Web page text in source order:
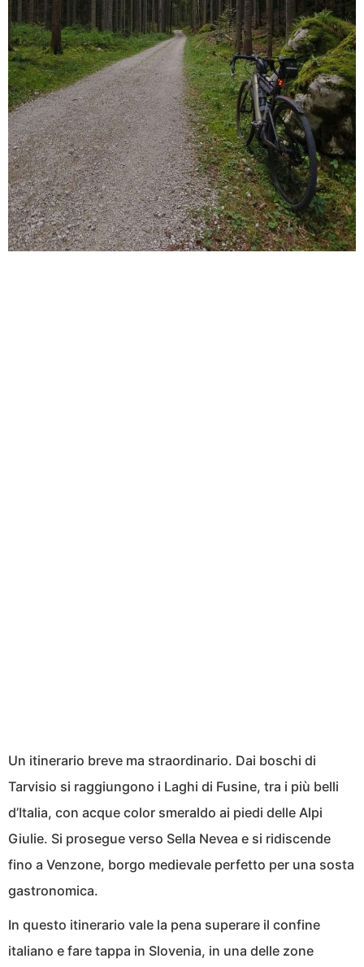
Un itinerario breve ma straordinario. Dai boschi di
Tarvisio si raggiungono i Laghi di Fusine, tra i più belli
d’Italia, con acque color smeraldo ai piedi delle Alpi
Giulie. Si prosegue verso Sella Nevea e si ridiscende
fino a Venzone, borgo medievale perfetto per una sosta
gastronomica.
In questo itinerario vale la pena superare il confine
italiano e fare tappa in Slovenia, in una delle zone